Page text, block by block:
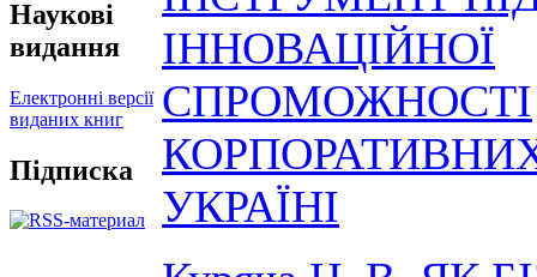
Наукові
видання
Електронні версії
виданих книг
Підписка
ІННОВАЦІЙНОЇ
СПРОМОЖНОСТІ
УКРАЇНІ